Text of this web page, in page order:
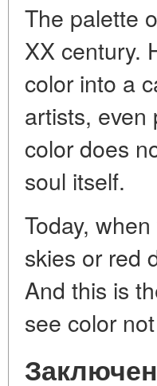
The palette
XX century.
color into a
artists, even
color does
soul itself.
Today,
skies or red
And this is
see color